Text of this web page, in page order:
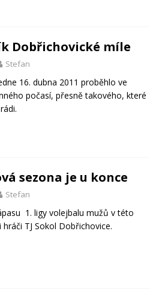
Dobřichovické míle
Stefan
16. dubna 2011 proběhlo ve
počasí, přesně takového, které
sezona je u konce
Stefan
1. ligy volejbalu mužů v této
TJ Sokol Dobřichovice.